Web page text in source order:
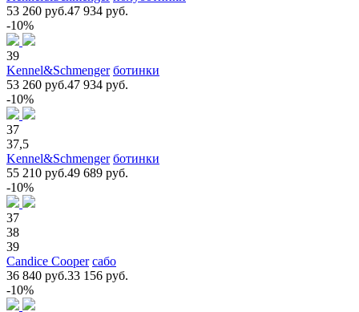
53 260 руб.47 934 руб.
-10%
39
Kennel&Schmenger ботинки
53 260 руб.47 934 руб.
-10%
37
37,5
Kennel&Schmenger ботинки
55 210 руб.49 689 руб.
-10%
37
38
39
Candice Cooper сабо
36 840 руб.33 156 руб.
-10%